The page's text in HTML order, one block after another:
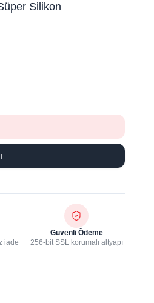
Silikon
iade
Güvenli Ödeme
256-bit SSL korumalı altyapı